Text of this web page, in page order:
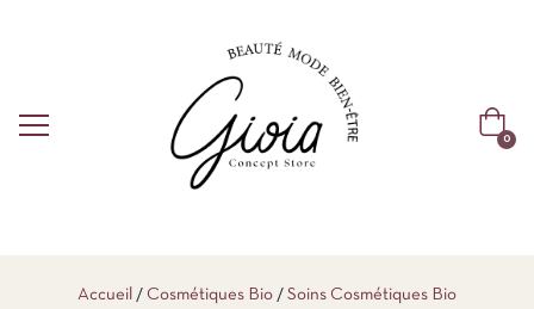
0
Accueil Cosmétiques Bio
Soins Cosmétiques Bio